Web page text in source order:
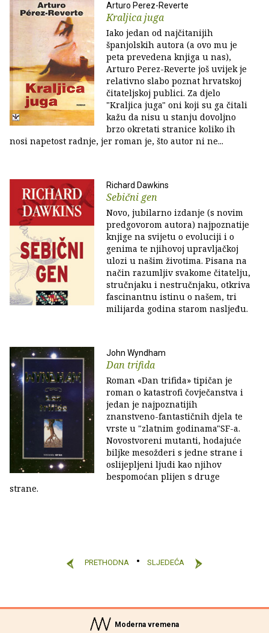
Arturo Perez-Reverte
Kraljica juga
Iako jedan od najčitanijih
španjolskih autora (a ovo mu je
peta prevedena knjiga u nas),
Arturo Perez-Reverte još uvijek je
relativno slabo poznat hrvatskoj
čitateljskoj publici. Za djelo
"Kraljica juga" oni koji su ga čitali
kažu da nisu u stanju dovoljno
brzo okretati stranice koliko ih
nosi napetost radnje, jer roman je, što autor ni ne...
Richard Dawkins
Sebični gen
Novo, jubilarno izdanje (s novim
predgovorom autora) najpoznatije
knjige na svijetu o evoluciji i o
genima te njihovoj upravljačkoj
ulozi u našim životima. Pisana na
način razumljiv svakome čitatelju,
stručnjaku i nestručnjaku, otkriva
fascinantnu istinu o našem, tri
milijarda godina starom nasljeđu.
John Wyndham
Dan trifida
Roman «Dan trifida» tipičan je
roman o katastrofi čovječanstva i
jedan je najpoznatijih
znanstveno-fantastičnih djela te
vrste u "zlatnim godinama"SF-a.
Novostvoreni mutanti, hodajuće
biljke mesožderi s jedne strane i
oslijepljeni ljudi kao njihov
bespomoćan plijen s druge
strane.
PRETHODNA SLJEDEĆA
Moderna vremena